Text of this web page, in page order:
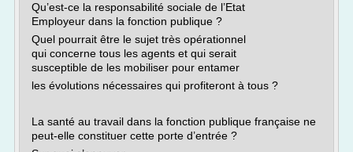
Qu’est-ce la responsabilité sociale de l’Etat
Employeur dans la fonction publique ?
Quel pourrait être le sujet très opérationnel
qui concerne tous les agents et qui serait
susceptible de les mobiliser pour entamer
les évolutions nécessaires qui profiteront à tous ?
La santé au travail dans la fonction publique française ne
peut-elle constituer cette porte d’entrée ?